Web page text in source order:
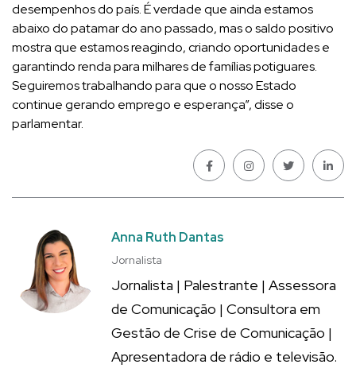
desempenhos do país. É verdade que ainda estamos
abaixo do patamar do ano passado, mas o saldo positivo
mostra que estamos reagindo, criando oportunidades e
garantindo renda para milhares de famílias potiguares.
Seguiremos trabalhando para que o nosso Estado
continue gerando emprego e esperança”, disse o
parlamentar.
Anna Ruth Dantas
Jornalista
Jornalista | Palestrante | Assessora
de Comunicação | Consultora em
Gestão de Crise de Comunicação |
Apresentadora de rádio e televisão.